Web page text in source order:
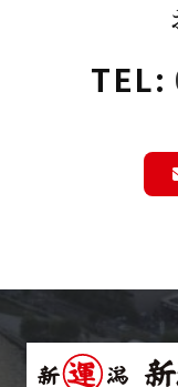
TEL: